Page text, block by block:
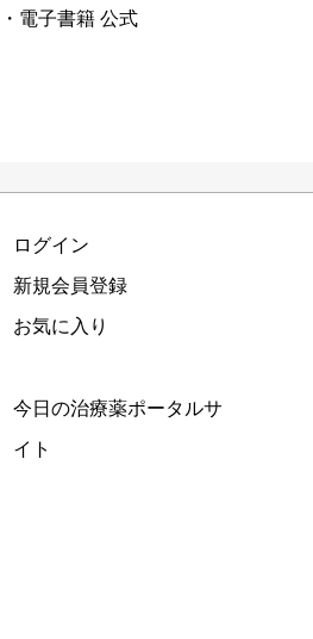
・電子書籍 公式
ログイン
新規会員登録
お気に入り
今日の治療薬ポータルサ
イト